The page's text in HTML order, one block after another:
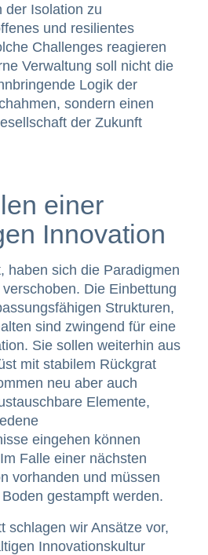
der Isolation zu
und resilientes
Challenges reagieren
Verwaltung soll nicht die
Logik der
sondern einen
der Zukunft
einer
Innovation
haben sich die Paradigmen
Die Einbettung
Strukturen,
sind zwingend für eine
Sie sollen weiterhin aus
mit stabilem Rückgrat
neu aber auch
Elemente,
eingehen können
Falle einer nächsten
vorhanden und müssen
gestampft werden.
schlagen wir Ansätze vor,
Innovationskultur